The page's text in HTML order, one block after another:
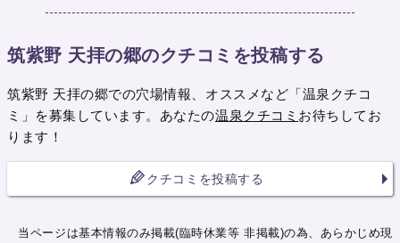
筑紫野 天拝の郷のクチコミを投稿する
筑紫野 天拝の郷での穴場情報、オススメなど「温泉クチコ
ミ」を募集しています。あなたの温泉クチコミ お待ちしてお
ります！
クチコミを投稿する
当ページは基本情報のみ掲載(臨時休業等 非掲載)の為、あらかじめ現